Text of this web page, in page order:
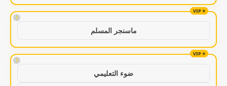
!
ماسنجر المسلم
!
ضوء التعليمي